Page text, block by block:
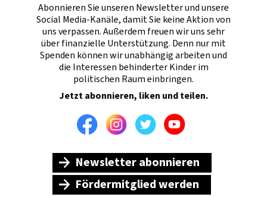
Abonnieren Sie unseren Newsletter und unsere
Social Media-Kanäle, damit Sie keine Aktion von
uns verpassen. Außerdem freuen wir uns sehr
über finanzielle Unterstützung. Denn nur mit
Spenden können wir unabhängig arbeiten und
die Interessen behinderter Kinder im
politischen Raum einbringen.
Jetzt abonnieren, liken und teilen.
FacebookInstagramTwitterYoutube
Newsletter abonnieren
Fördermitglied werden